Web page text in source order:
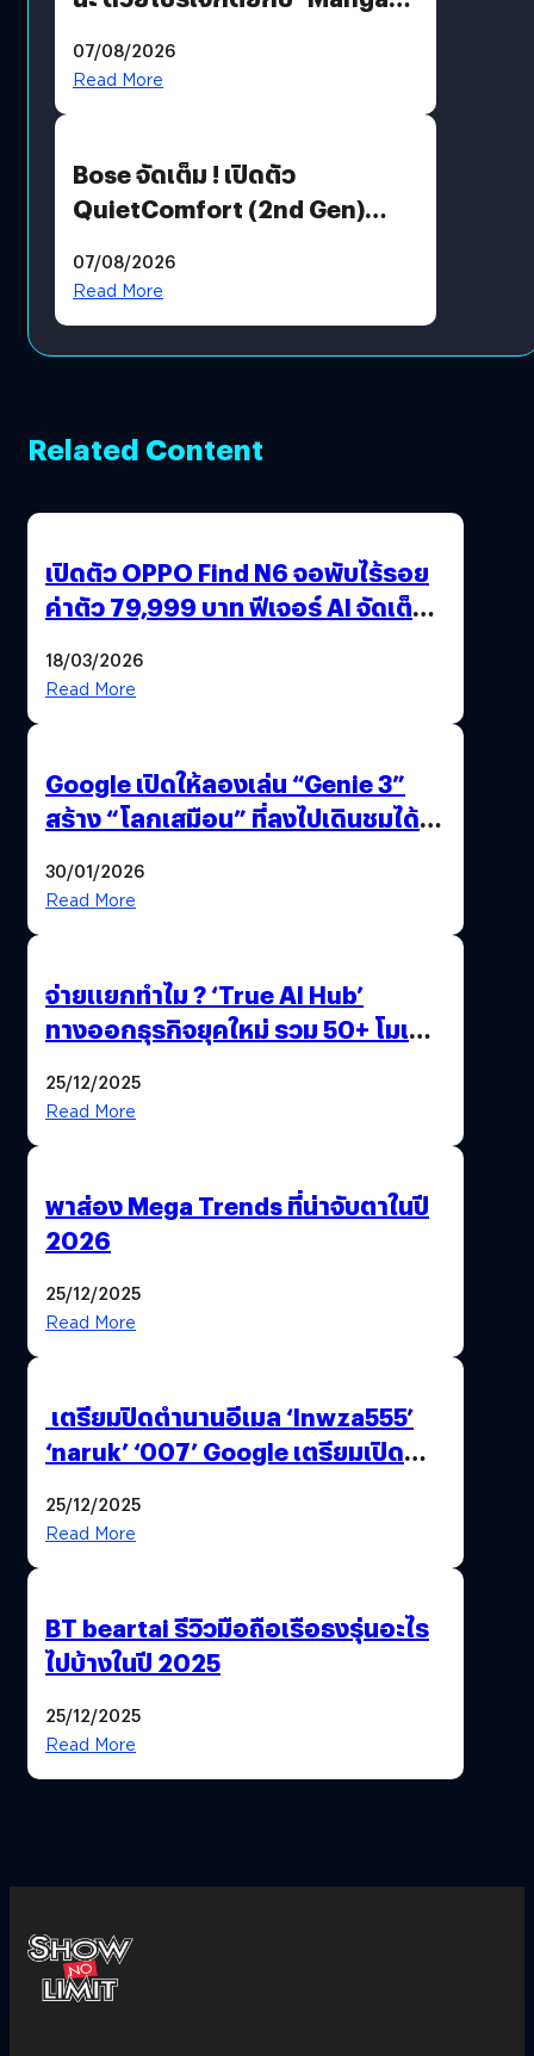
มีภาษาไทยด้วย
07/08/2026
Read More
Bose จัดเต็ม ! เปิดตัว
QuietComfort (2nd Gen)
07/08/2026
Read More
Related Content
เปิดตัว OPPO Find N6 จอพับไร้รอย
ค่าตัว 79,999 บาท ฟีเจอร์ AI จัดเต็ม
18/03/2026
Read More
Google เปิดให้ลองเล่น “Genie 3”
สร้าง “โลกเสมือน” ที่ลงไปเดินชมได้
30/01/2026
Read More
จ่ายแยกทำไม ? ‘True AI Hub’
ทางออกธุรกิจยุคใหม่ รวม 50+ โมเดล
25/12/2025
Read More
พาส่อง Mega Trends ที่น่าจับตาในปี
2026
25/12/2025
Read More
เตรียมปิดตำนานอีเมล ‘lnwza555’
‘naruk’ ‘007’ Google เตรียมเปิด
25/12/2025
Read More
BT beartai รีวิวมือถือเรือธงรุ่นอะไร
ไปบ้างในปี 2025
25/12/2025
Read More